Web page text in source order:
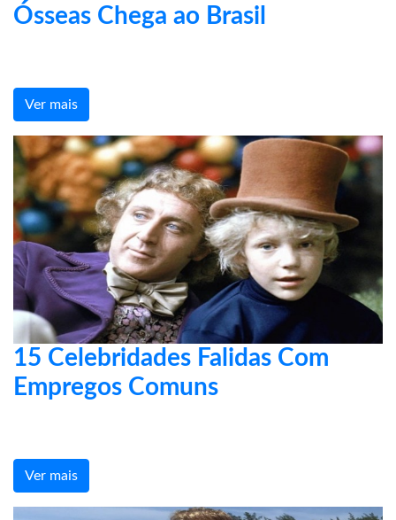
Ósseas Chega ao Brasil
Ver mais
15 Celebridades Falidas Com
Empregos Comuns
Ver mais